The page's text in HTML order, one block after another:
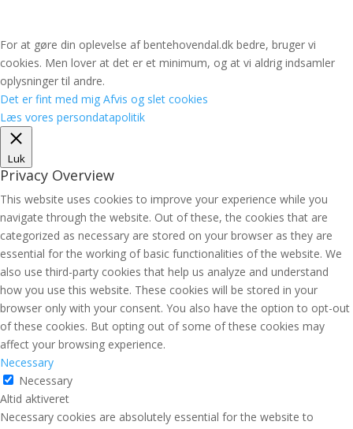
For at gøre din oplevelse af bentehovendal.dk bedre, bruger vi
cookies. Men lover at det er et minimum, og at vi aldrig indsamler
oplysninger til andre.
Det er fint med mig Afvis og slet cookies
Læs vores persondatapolitik
Luk
Privacy Overview
This website uses cookies to improve your experience while you
navigate through the website. Out of these, the cookies that are
categorized as necessary are stored on your browser as they are
essential for the working of basic functionalities of the website. We
also use third-party cookies that help us analyze and understand
how you use this website. These cookies will be stored in your
browser only with your consent. You also have the option to opt-out
of these cookies. But opting out of some of these cookies may
affect your browsing experience.
Necessary
Necessary
Altid aktiveret
Necessary cookies are absolutely essential for the website to